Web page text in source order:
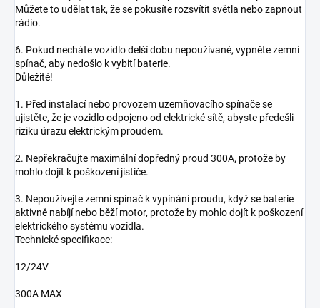
Můžete to udělat tak, že se pokusíte rozsvítit světla nebo zapnout
rádio.
6. Pokud necháte vozidlo delší dobu nepoužívané, vypněte zemní
spínač, aby nedošlo k vybití baterie.
Důležité!
1. Před instalací nebo provozem uzemňovacího spínače se
ujistěte, že je vozidlo odpojeno od elektrické sítě, abyste předešli
riziku úrazu elektrickým proudem.
2. Nepřekračujte maximální dopředný proud 300A, protože by
mohlo dojít k poškození jističe.
3. Nepoužívejte zemní spínač k vypínání proudu, když se baterie
aktivně nabíjí nebo běží motor, protože by mohlo dojít k poškození
elektrického systému vozidla.
Technické specifikace:
12/24V
300A MAX